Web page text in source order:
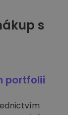
s
portfolií